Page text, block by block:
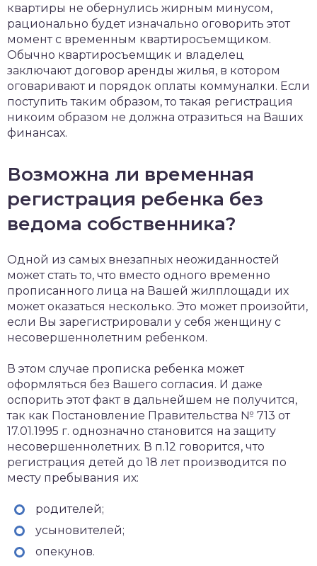
квартиры не обернулись жирным минусом,
рационально будет изначально оговорить этот
момент с временным квартиросъемщиком.
Обычно квартиросъемщик и владелец
заключают договор аренды жилья, в котором
оговаривают и порядок оплаты коммуналки. Если
поступить таким образом, то такая регистрация
никоим образом не должна отразиться на Ваших
финансах.
Возможна ли временная
регистрация ребенка без
ведома собственника?
Одной из самых внезапных неожиданностей
может стать то, что вместо одного временно
прописанного лица на Вашей жилплощади их
может оказаться несколько. Это может произойти,
если Вы зарегистрировали у себя женщину с
несовершеннолетним ребенком.
В этом случае прописка ребенка может
оформляться без Вашего согласия. И даже
оспорить этот факт в дальнейшем не получится,
так как Постановление Правительства № 713 от
17.01.1995 г. однозначно становится на защиту
несовершеннолетних. В п.12 говорится, что
регистрация детей до 18 лет производится по
месту пребывания их:
родителей;
усыновителей;
опекунов.